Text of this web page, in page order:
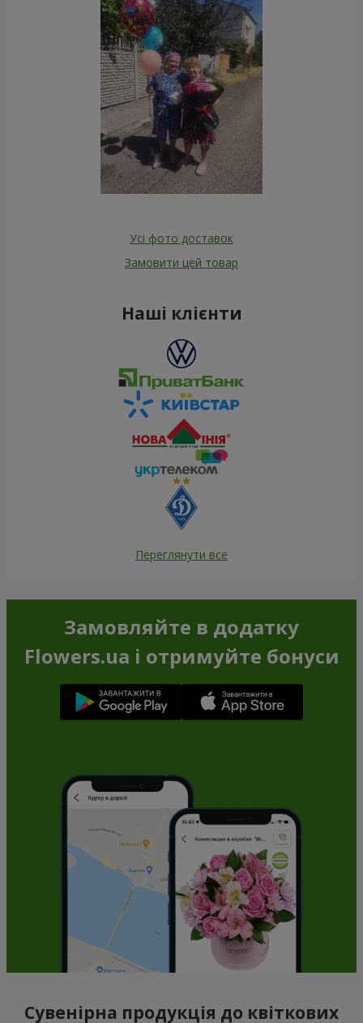
Усі фото доставок
Замовити цей товар
Наші клієнти
Переглянути все
Замовляйте в додатку
Flowers.ua і отримуйте бонуси
Сувенірна продукція до квіткових